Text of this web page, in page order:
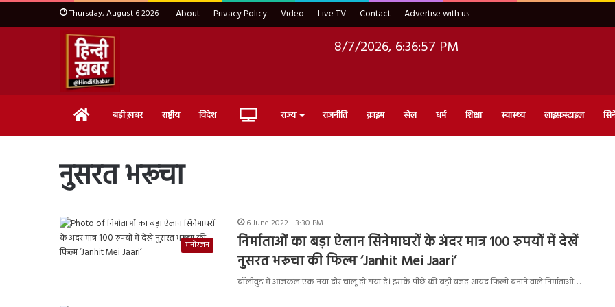
Thursday, August 6 2026 About Privacy Policy Video Live TV Contact Advertise with us
8/7/2026, 6:36:58 PM
Home बड़ी ख़बर राष्ट्रीय विदेश Live राज्य राजनीति क्राइम खेल धर्म शिक्षा स्वास्थ्य लाइफ़स्टाइल
नुसरत भरूचा
मनोरंजन
6 June 2022 - 3:30 PM
निर्माताओं का बड़ा ऐलान सिनेमाघरों के अंदर मात्र 100 रुपयों में देखें
नुसरत भरूचा की फिल्म ‘Janhit Mei Jaari’
बॉलीवुड में आजकल एक नया दौर चालू हो गया है। इसके पीछे की बड़ी वजह शायद फिल्में बनाने वाले निर्माताओं…